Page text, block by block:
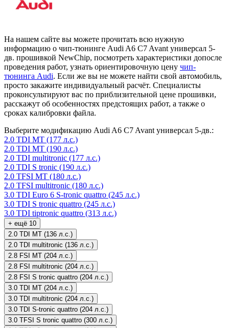
На нашем сайте вы можете прочитать всю нужную
информацию о чип-тюнинге Audi A6 C7 Avant универсал 5-
дв. прошивкой NewChip, посмотреть характеристики допосле
проведения работ, узнать ориентировочную цену чип-
тюнинга Audi. Если же вы не можете найти свой автомобиль,
просто закажите индивидуальный расчёт. Специалисты
проконсультируют вас по приблизительной цене прошивки,
расскажут об особенностях предстоящих работ, а также о
сроках калибровки файла.
Выберите модификацию Audi A6 C7 Avant универсал 5-дв.:
2.0 TDI MT (177 л.с.)
2.0 TDI MT (190 л.с.)
2.0 TDI multitronic (177 л.с.)
2.0 TDI S tronic (190 л.с.)
2.0 TFSI MT (180 л.с.)
2.0 TFSI multitronic (180 л.с.)
3.0 TDI Euro 6 S-tronic quattro (245 л.с.)
3.0 TDI S tronic quattro (245 л.с.)
3.0 TDI tiptronic quattro (313 л.с.)
+ ещё 10
2.0 TDI MT (136 л.с.)
2.0 TDI multitronic (136 л.с.)
2.8 FSI MT (204 л.с.)
2.8 FSI multitronic (204 л.с.)
2.8 FSI S tronic quattro (204 л.с.)
3.0 TDI MT (204 л.с.)
3.0 TDI multitronic (204 л.с.)
3.0 TDI S-tronic quattro (204 л.с.)
3.0 TFSI S tronic quattro (300 л.с.)